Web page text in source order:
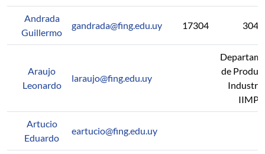
Andrada
Guillermo
gandrada@fing.edu.uy 17304 304
Araujo
Leonardo
laraujo@fing.edu.uy
de
IIMPI
Artucio
Eduardo
eartucio@fing.edu.uy